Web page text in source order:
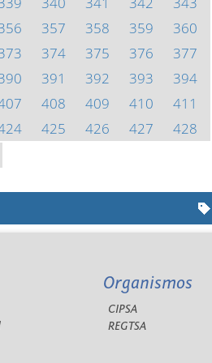
357 358 359
360
374 375 376
377
391 392 393
394
408 409 410
411
425 426 427
428
Organismos
CIPSA
REGTSA